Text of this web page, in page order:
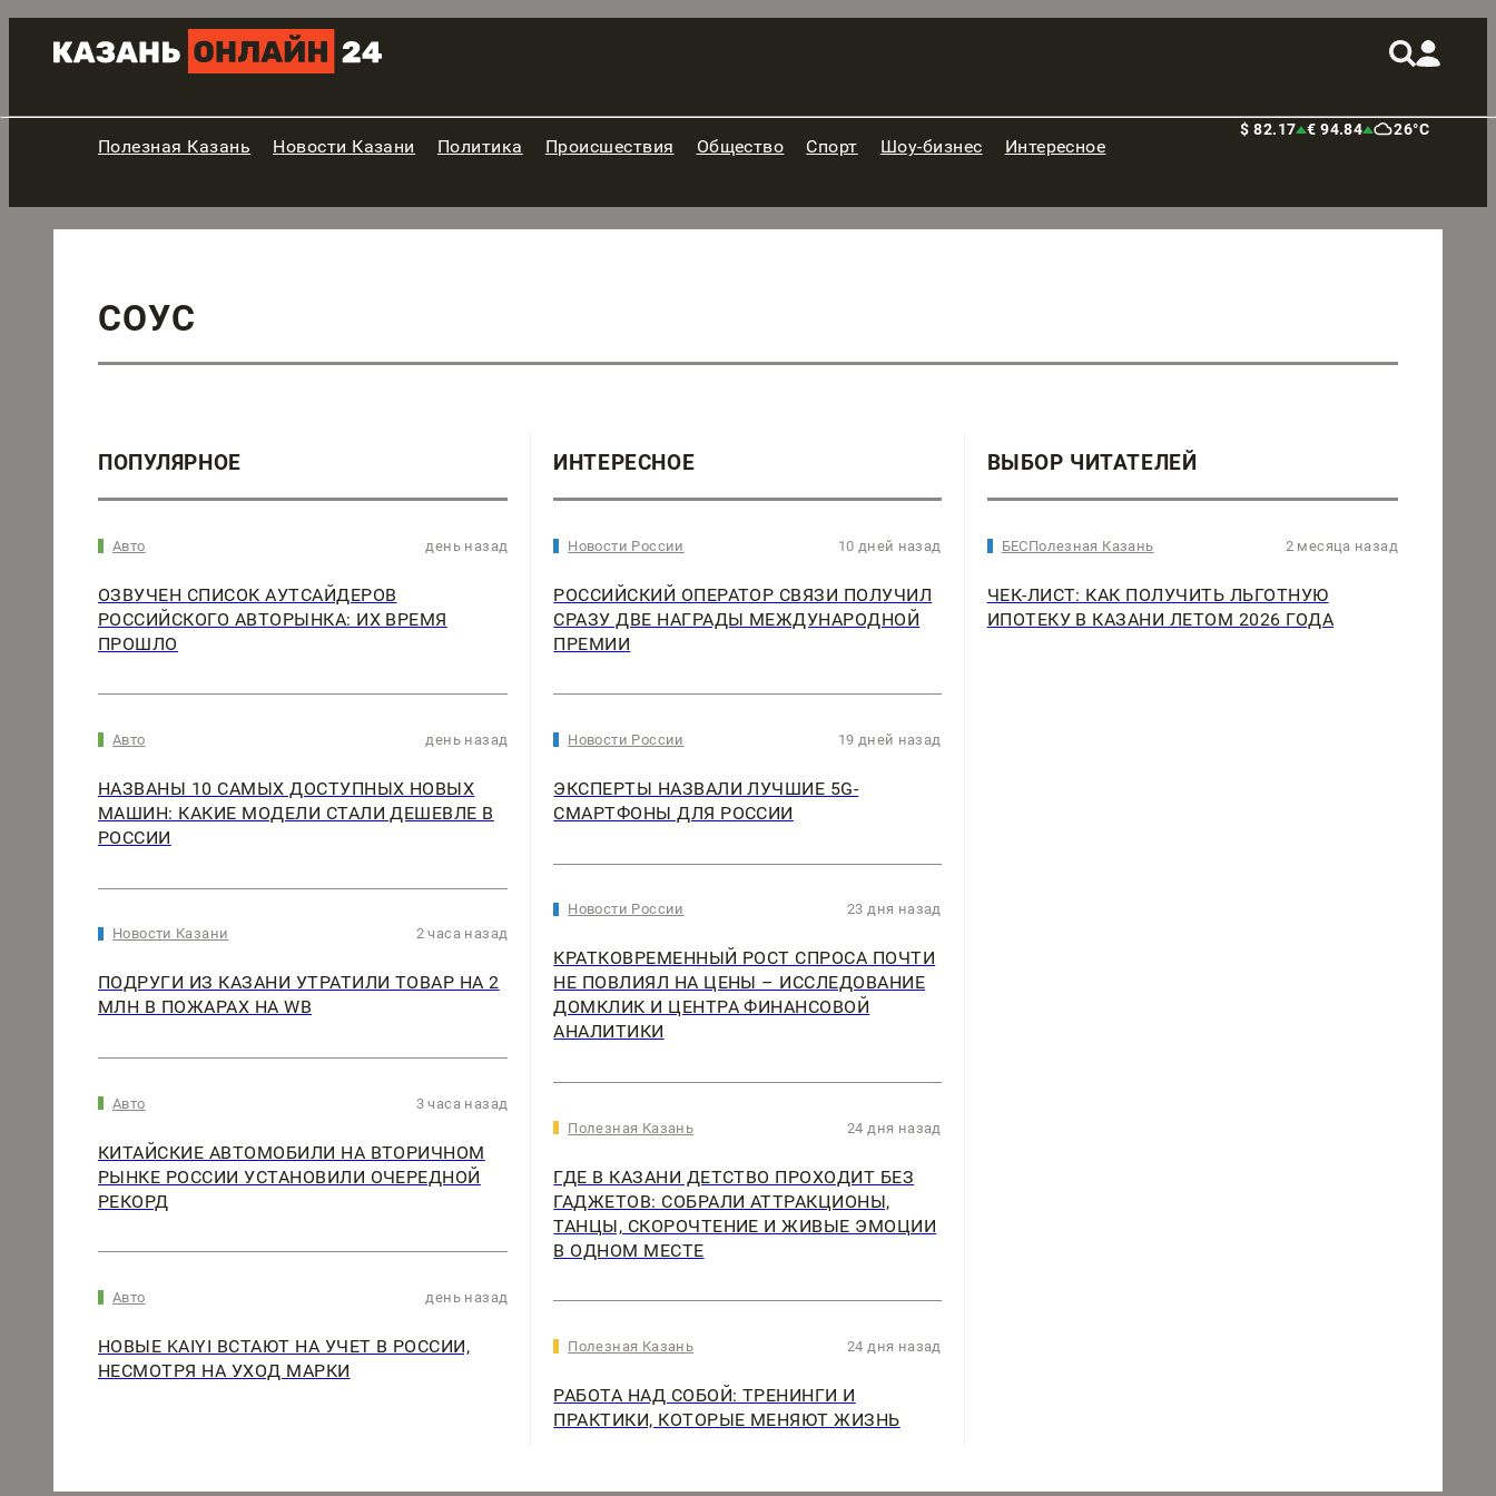
Полезная Казань Новости Казани Политика Происшествия Общество Спорт Шоу-бизнес Интересное
$ 82.17 € 94.84 26°C
СОУС
ПОПУЛЯРНОЕ
Авто день назад
ОЗВУЧЕН СПИСОК АУТСАЙДЕРОВ
РОССИЙСКОГО АВТОРЫНКА: ИХ ВРЕМЯ
ПРОШЛО
Авто день назад
НАЗВАНЫ 10 САМЫХ ДОСТУПНЫХ НОВЫХ
МАШИН: КАКИЕ МОДЕЛИ СТАЛИ ДЕШЕВЛЕ В
РОССИИ
Новости Казани 2 часа назад
ПОДРУГИ ИЗ КАЗАНИ УТРАТИЛИ ТОВАР НА 2
МЛН В ПОЖАРАХ НА WB
Авто 3 часа назад
КИТАЙСКИЕ АВТОМОБИЛИ НА ВТОРИЧНОМ
РЫНКЕ РОССИИ УСТАНОВИЛИ ОЧЕРЕДНОЙ
РЕКОРД
Авто день назад
НОВЫЕ KAIYI ВСТАЮТ НА УЧЕТ В РОССИИ,
НЕСМОТРЯ НА УХОД МАРКИ
ИНТЕРЕСНОЕ
Новости России 10 дней назад
РОССИЙСКИЙ ОПЕРАТОР СВЯЗИ ПОЛУЧИЛ
СРАЗУ ДВЕ НАГРАДЫ МЕЖДУНАРОДНОЙ
ПРЕМИИ
Новости России 19 дней назад
ЭКСПЕРТЫ НАЗВАЛИ ЛУЧШИЕ 5G-
СМАРТФОНЫ ДЛЯ РОССИИ
Новости России 23 дня назад
КРАТКОВРЕМЕННЫЙ РОСТ СПРОСА ПОЧТИ
НЕ ПОВЛИЯЛ НА ЦЕНЫ – ИССЛЕДОВАНИЕ
ДОМКЛИК И ЦЕНТРА ФИНАНСОВОЙ
АНАЛИТИКИ
Полезная Казань 24 дня назад
ГДЕ В КАЗАНИ ДЕТСТВО ПРОХОДИТ БЕЗ
ГАДЖЕТОВ: СОБРАЛИ АТТРАКЦИОНЫ,
ТАНЦЫ, СКОРОЧТЕНИЕ И ЖИВЫЕ ЭМОЦИИ
В ОДНОМ МЕСТЕ
Полезная Казань 24 дня назад
РАБОТА НАД СОБОЙ: ТРЕНИНГИ И
ПРАКТИКИ, КОТОРЫЕ МЕНЯЮТ ЖИЗНЬ
ВЫБОР ЧИТАТЕЛЕЙ
БЕСПолезная Казань 2 месяца назад
ЧЕК-ЛИСТ: КАК ПОЛУЧИТЬ ЛЬГОТНУЮ
ИПОТЕКУ В КАЗАНИ ЛЕТОМ 2026 ГОДА